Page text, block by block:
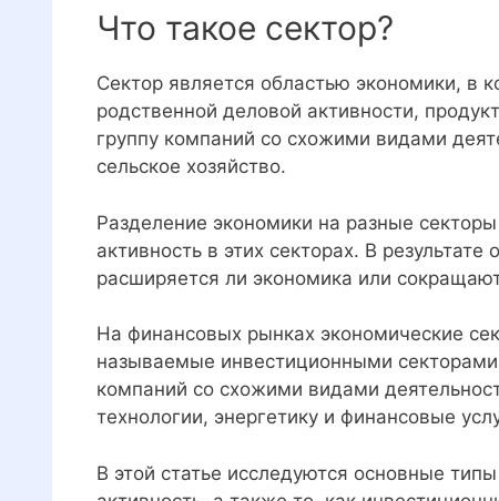
Что такое сектор?
Сектор является областью экономики, в
родственной деловой активности,
группу компаний со схожими видами
сельское хозяйство.
Разделение экономики на разные
активность в этих секторах. В
расширяется ли экономика или
На финансовых рынках экономические
называемые инвестиционными
компаний со схожими видами
технологии, энергетику и финансовые
В этой статье исследуются основные